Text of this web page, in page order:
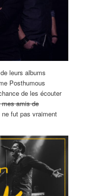
leurs albums
Posthumous
de les écouter
amis de
fut pas vraiment